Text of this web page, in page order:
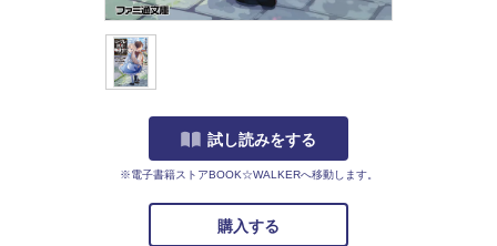
試し読みをする
※電子書籍ストアBOOK☆WALKERへ移動します。
購入する